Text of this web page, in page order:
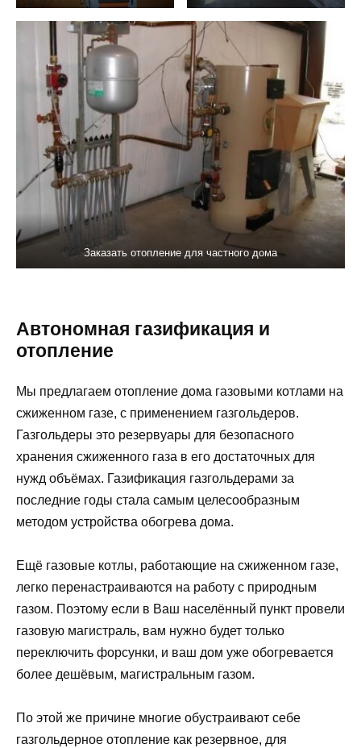
Заказать отопление для частного дома
Автономная газификация и
отопление
Мы предлагаем отопление дома газовыми котлами на
сжиженном газе, с применением газгольдеров.
Газгольдеры это резервуары для безопасного
хранения сжиженного газа в его достаточных для
нужд объёмах. Газификация газгольдерами за
последние годы стала самым целесообразным
методом устройства обогрева дома.
Ещё газовые котлы, работающие на сжиженном газе,
легко перенастраиваются на работу с природным
газом. Поэтому если в Ваш населённый пункт провели
газовую магистраль, вам нужно будет только
переключить форсунки, и ваш дом уже обогревается
более дешёвым, магистральным газом.
По этой же причине многие обустраивают себе
газгольдерное отопление как резервное, для